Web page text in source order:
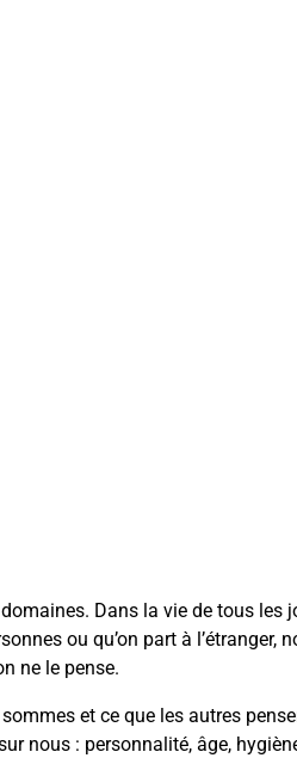
Dans la vie de tous les
ou qu’on part à l’étranger,
ne le pense.
et ce que les autres
nous : personnalité, âge,